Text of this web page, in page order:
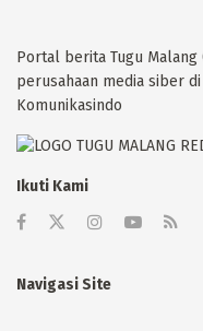
Portal berita Tugu
perusahaan media siber
Komunikasindo
Ikuti Kami
Navigasi Site